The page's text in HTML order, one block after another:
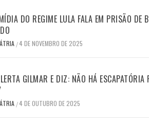
DO REGIME LULA FALA EM PRISÃO DE
/4 DE NOVEMBRO DE 2025
GILMAR E DIZ: NÃO HÁ ESCAPATÓRIA
/4 DE OUTUBRO DE 2025